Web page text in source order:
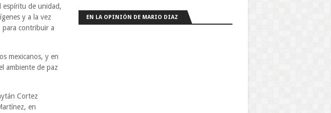
espíritu de unidad,
y a la vez
para contribuir a
mexicanos, y en
ambiente de paz
Cortez
en
EN LA OPINIÓN DE MARIO DIAZ